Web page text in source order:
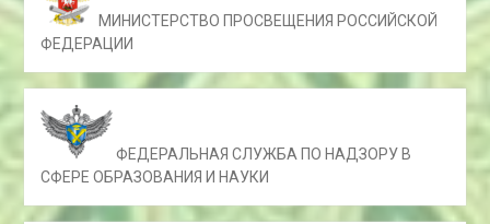
МИНИСТЕРСТВО ПРОСВЕЩЕНИЯ РОССИЙСКОЙ
ФЕДЕРАЦИИ
ФЕДЕРАЛЬНАЯ СЛУЖБА ПО НАДЗОРУ В
СФЕРЕ ОБРАЗОВАНИЯ И НАУКИ